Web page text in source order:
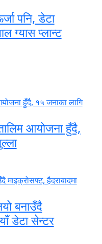
पनि, डेटा
ग्यास प्लान्ट
आयोजना हुँदै,
बनाउँदै
डेटा सेन्टर